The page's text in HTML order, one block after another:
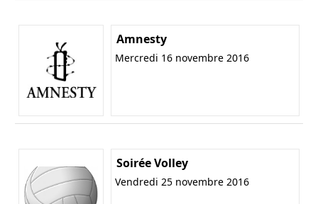
Amnesty
Mercredi 16 novembre 2016
Soirée Volley
Vendredi 25 novembre 2016